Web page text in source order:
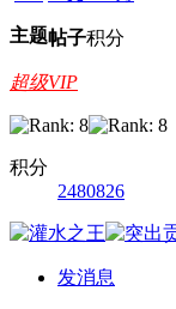
主题帖子积分
超级VIP
积分
2480826
发消息